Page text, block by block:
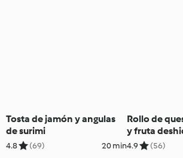
Tosta de jamón y angulas
de surimi
4.8 (69) 20 min
Rollo de
y fruta
4.9 (56)